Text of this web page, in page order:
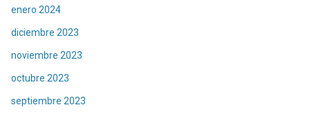
enero 2024
diciembre 2023
noviembre 2023
octubre 2023
septiembre 2023